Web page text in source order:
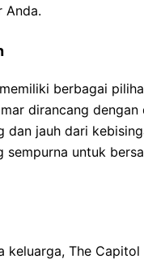
Anda.
berbagai
dirancang
dan jauh dari
untuk
keluarga, The